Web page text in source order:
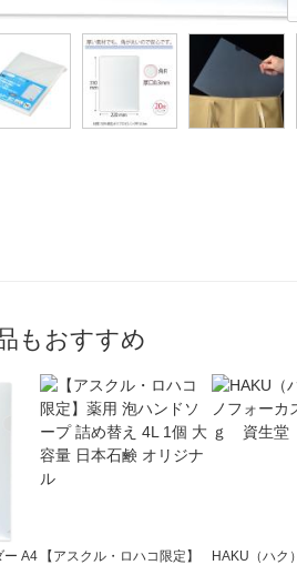
もおすすめ
ー A4
【アスクル・ロハコ限定】
HAKU（ハ